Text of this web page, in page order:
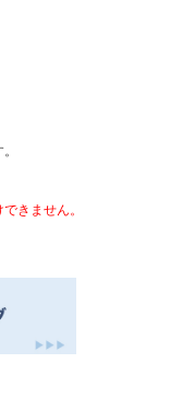
きません。